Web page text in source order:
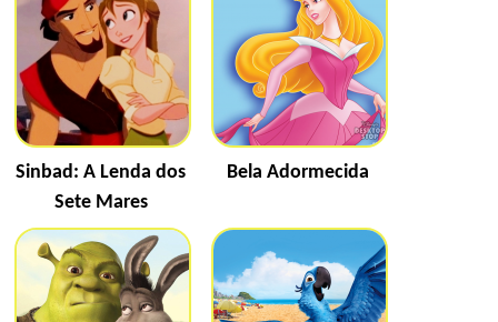
Sinbad: A Lenda dos
Sete Mares
Bela Adormecida